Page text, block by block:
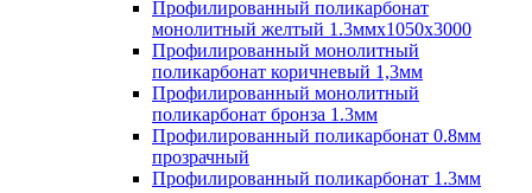
Профилированный поликарбонат
монолитный желтый 1.3ммх1050х3000
Профилированный монолитный
поликарбонат коричневый 1,3мм
Профилированный монолитный
поликарбонат бронза 1.3мм
Профилированный поликарбонат 0.8мм
прозрачный
Профилированный поликарбонат 1.3мм